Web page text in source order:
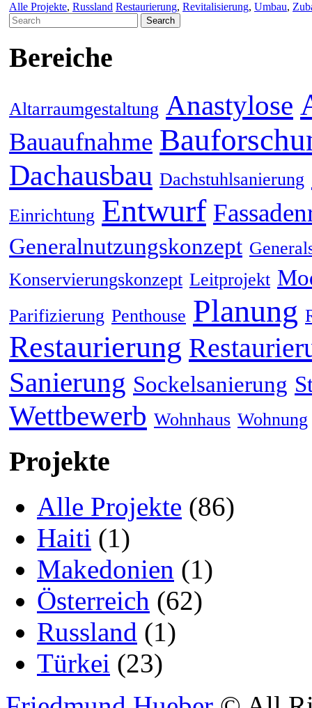
Alle Projekte, Russland Restaurierung, Revitalisierung, Umbau,
Search
for:
Bereiche
Altarraumgestaltung Anastylose
Bauaufnahme
Dachausbau Dachstuhlsanierung
Einrichtung Entwurf
Generalnutzungskonzept
Konservierungskonzept Leitprojekt
Parifizierung Penthouse Planung
Restaurierung
Sanierung Sockelsanierung
Wettbewerb Wohnhaus Wohnung
Projekte
Alle Projekte (86)
Haiti (1)
Makedonien (1)
Österreich (62)
Russland (1)
Türkei (23)